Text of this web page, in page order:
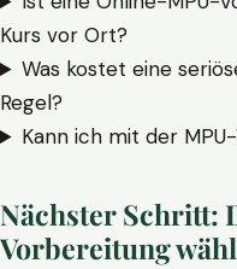
Kurs vor Ort?
Was kostet eine
Regel?
Kann ich mit der
Nächster Schritt:
Vorbereitung